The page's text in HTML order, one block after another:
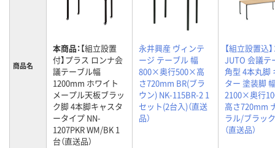
商品名
本商品：【組立設置
付】プラス ロンナ会
議テーブル幅
1200mm ホワイト
メープル天板ブラッ
ク脚 4本脚キャスタ
ータイプ NN-
1207PKR WM/BK 1
台（直送品）
永井興産 ヴィンテ
ージ テーブル 幅
800×奥行500×高
さ720mm BR(ブラ
ウン) NK-115BR-2 1
セット(2台入)（直送
品）
【組立設置込
JUTO 会議テ
角型 4本丸脚
ター 塗装脚
2100×奥行
高さ720mm
ラル/ブラッ
（直送品）